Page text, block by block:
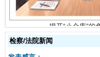
检察/法院新闻